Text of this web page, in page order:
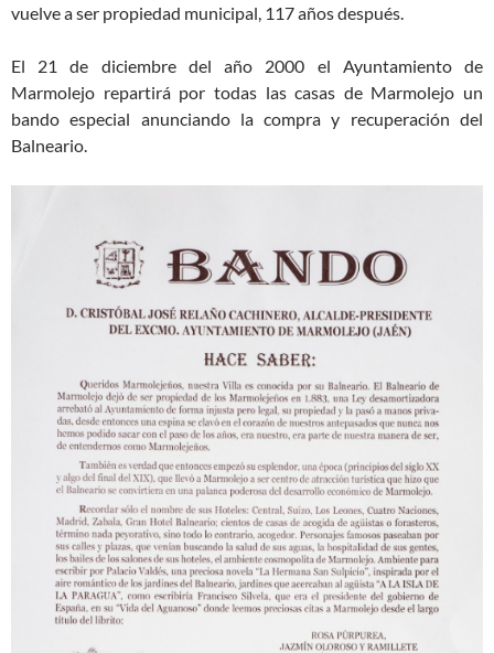
vuelve a ser propiedad municipal, 117 años después.
El 21 de diciembre del año 2000 el Ayuntamiento de
Marmolejo repartirá por todas las casas de Marmolejo un
bando especial anunciando la compra y recuperación del
Balneario.